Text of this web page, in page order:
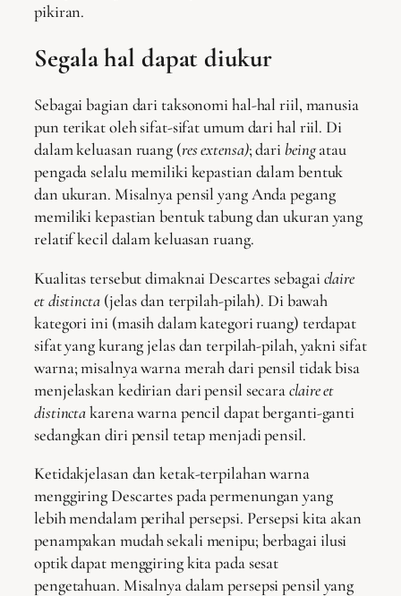
pikiran.
Segala hal dapat diukur
Sebagai bagian dari taksonomi hal-hal riil, manusia
pun terikat oleh sifat-sifat umum dari hal riil. Di
dalam keluasan ruang (res extensa); dari beingatau
pengada selalu memiliki kepastian dalam bentuk
dan ukuran. Misalnya pensil yang Anda pegang
memiliki kepastian bentuk tabung dan ukuran yang
relatif kecil dalam keluasan ruang.
Kualitas tersebut dimaknai Descartes sebagai claire
et distincta(jelas dan terpilah-pilah). Di bawah
kategori ini (masih dalam kategori ruang) terdapat
sifat yang kurang jelas dan terpilah-pilah, yakni sifat
warna; misalnya warna merah dari pensil tidak bisa
menjelaskan kedirian dari pensil secaraclaire et
distinctakarena warna pencil dapat berganti-ganti
sedangkan diri pensil tetap menjadi pensil.
Ketidakjelasan dan ketak-terpilahan warna
menggiring Descartes pada permenungan yang
lebih mendalam perihal persepsi. Persepsi kita akan
penampakan mudah sekali menipu; berbagai ilusi
optik dapat menggiring kita pada sesat
pengetahuan. Misalnya dalam persepsi pensil yang